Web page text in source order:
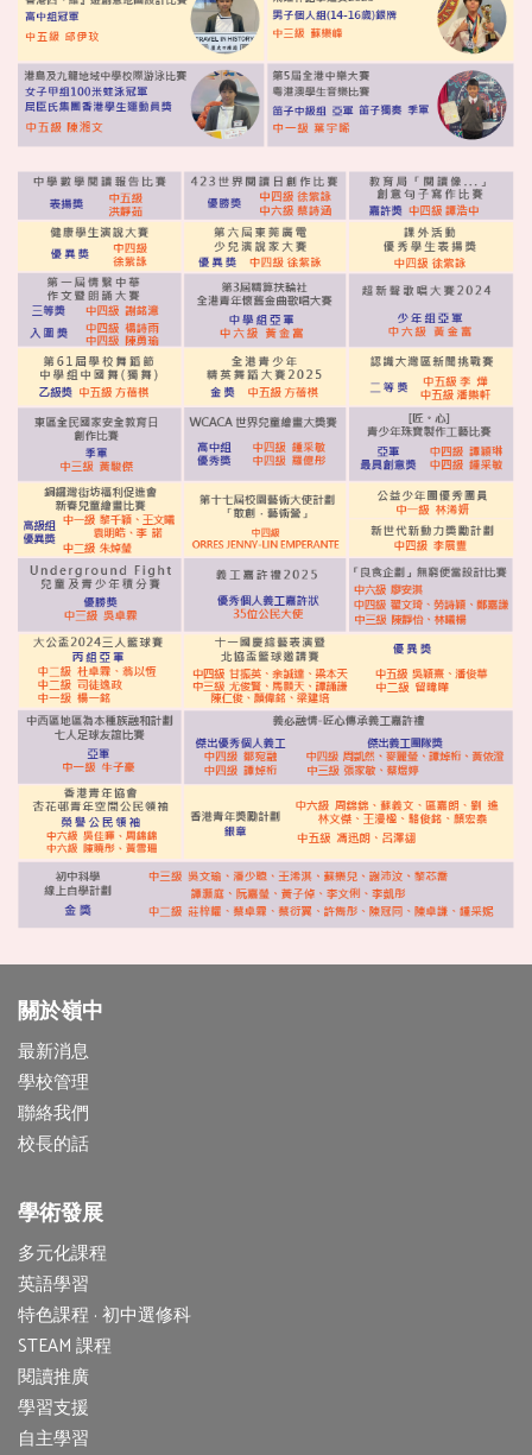
關於嶺中
最新消息
學校管理
聯絡我們
校長的話
學術發展
多元化課程
英語學習
特色課程 · 初中選修科
STEAM 課程
閱讀推廣
學習支援
自主學習